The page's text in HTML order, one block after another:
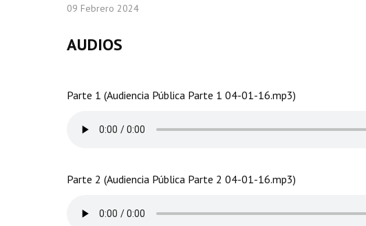
09 Febrero 2024
AUDIOS
Parte 1 (Audiencia Pública Parte 1 04-01-16.mp3)
Parte 2 (Audiencia Pública Parte 2 04-01-16.mp3)